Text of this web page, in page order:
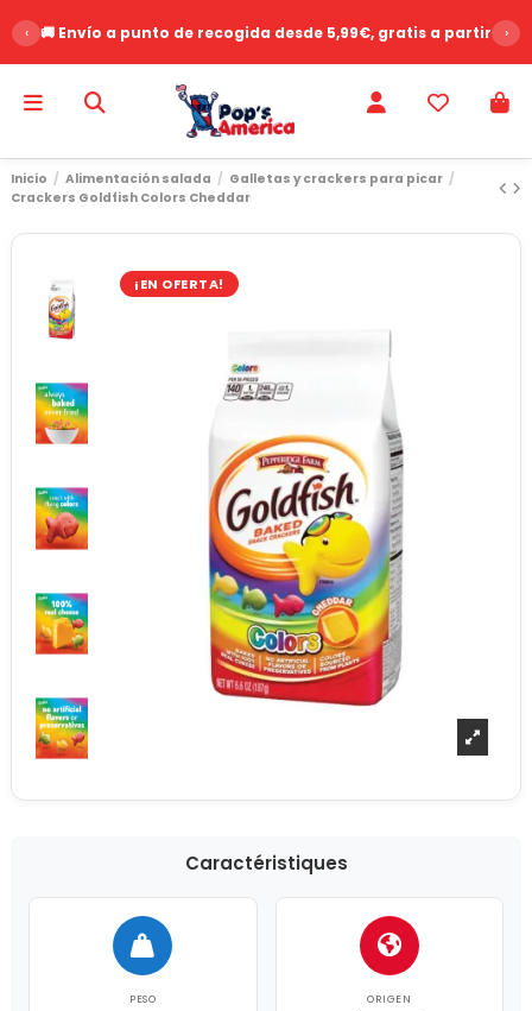
‹ 🚚 Envío a punto de recogida desde 5,99€, gratis a partir de
›
Inicio Alimentación salada
Galletas y crackers para picar
Crackers Goldfish Colors Cheddar
¡EN OFERTA!
Caractéristiques
PESO ORIGEN